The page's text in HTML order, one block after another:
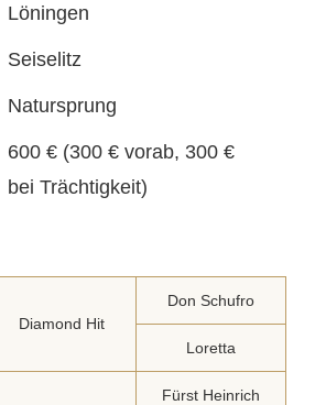
Löningen
Seiselitz
Natursprung
600 € (300 € vorab, 300 €
bei Trächtigkeit)
Diamond Hit
Don Schufro
Loretta
Fürst Heinrich